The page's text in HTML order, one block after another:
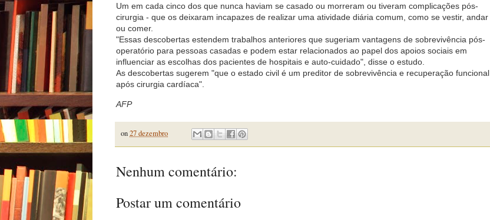
Um em cada cinco dos que nunca haviam se casado ou morreram ou tiveram complicações pós-
cirurgia - que os deixaram incapazes de realizar uma atividade diária comum, como se vestir, andar
ou comer.
"Essas descobertas estendem trabalhos anteriores que sugeriam vantagens de sobrevivência pós-
operatório para pessoas casadas e podem estar relacionados ao papel dos apoios sociais em
influenciar as escolhas dos pacientes de hospitais e auto-cuidado", disse o estudo.
As descobertas sugerem "que o estado civil é um preditor de sobrevivência e recuperação funcional
após cirurgia cardíaca".
AFP
on27 dezembro
Nenhum comentário:
Postar um comentário